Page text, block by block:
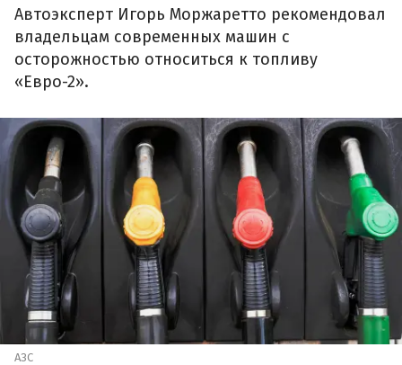
Автоэксперт Игорь Моржаретто рекомендовал
владельцам современных машин с
осторожностью относиться к топливу
«Евро-2».
АЗС